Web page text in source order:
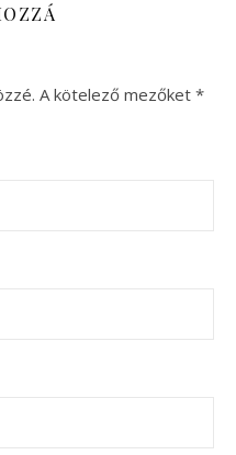
A kötelező mezőket *